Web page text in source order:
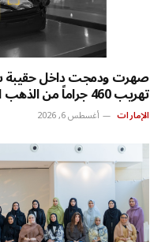
صهرت ودمجت داخل حقيبة
تهريب 460 جراماً من الذهب الخام عيار 24
الإمارات أغسطس 6, 2026